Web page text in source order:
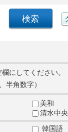
にしてください。
半角数字）
美和
清水中央
韓国語